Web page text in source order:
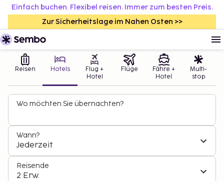
Einfach buchen. Flexibel reisen. Immer zum besten Preis.
Zur Sicherheitslage im Nahen Osten >>
Reisen Hotels
Flug +
Hotel
Flüge
Fähre +
Hotel
Multi-
stop
Wo möchten Sie übernachten?
Wann?
Jederzeit
Reisende
2 Erw.